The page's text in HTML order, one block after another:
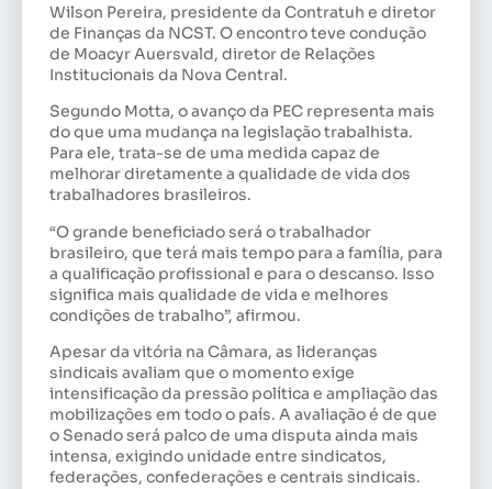
Wilson Pereira, presidente da Contratuh e diretor
de Finanças da NCST. O encontro teve condução
de Moacyr Auersvald, diretor de Relações
Institucionais da Nova Central.
Segundo Motta, o avanço da PEC representa mais
do que uma mudança na legislação trabalhista.
Para ele, trata-se de uma medida capaz de
melhorar diretamente a qualidade de vida dos
trabalhadores brasileiros.
“O grande beneficiado será o trabalhador
brasileiro, que terá mais tempo para a família, para
a qualificação profissional e para o descanso. Isso
significa mais qualidade de vida e melhores
condições de trabalho”, afirmou.
Apesar da vitória na Câmara, as lideranças
sindicais avaliam que o momento exige
intensificação da pressão política e ampliação das
mobilizações em todo o país. A avaliação é de que
o Senado será palco de uma disputa ainda mais
intensa, exigindo unidade entre sindicatos,
federações, confederações e centrais sindicais.